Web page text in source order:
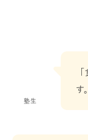
塾生
す。